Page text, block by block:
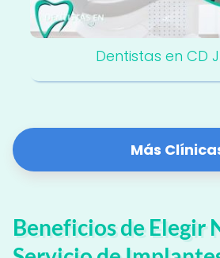
Dentistas en CD
Más
Beneficios de Elegir